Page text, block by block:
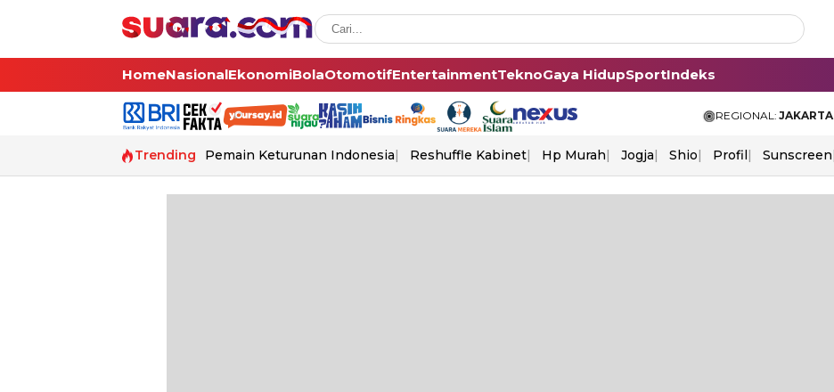
HomeNasionalEkonomiBolaOtomotifEntertainmentTeknoGaya HidupSportIndeks
REGIONAL: JAKARTA
Trending Pemain Keturunan Indonesia Reshuffle Kabinet Hp Murah Jogja Shio Profil Sunscreen